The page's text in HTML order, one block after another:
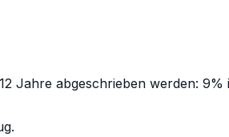
Jahre abgeschrieben werden: 9%